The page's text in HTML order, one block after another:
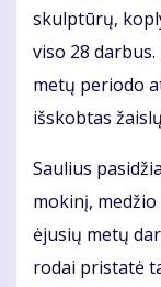
skulp­tū­rų,
vi­so 28
me­tų pe­ri­odo
iš­skob­tas
Sau­lius
mo­ki­nį,
ėju­sių me­tų
ro­dai pri­sta­tė